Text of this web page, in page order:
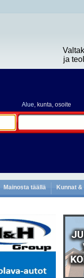
ja
Alue, kunta, osoite
Mainosta täällä Kunnat